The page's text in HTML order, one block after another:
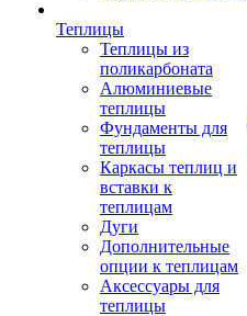
Теплицы
Теплицы из
поликарбоната
Алюминиевые
теплицы
Фундаменты для
теплицы
Каркасы теплиц и
вставки к
теплицам
Дуги
Дополнительные
опции к теплицам
Аксессуары для
теплицы